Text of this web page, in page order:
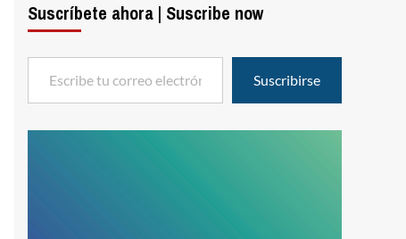
Suscríbete ahora | Suscribe now
Escribe tu correo electrónico…
Suscribirse